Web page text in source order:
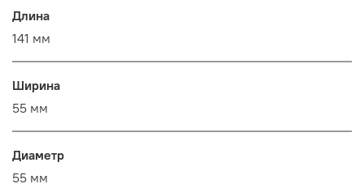
Длина
141 мм
Ширина
55 мм
Диаметр
55 мм